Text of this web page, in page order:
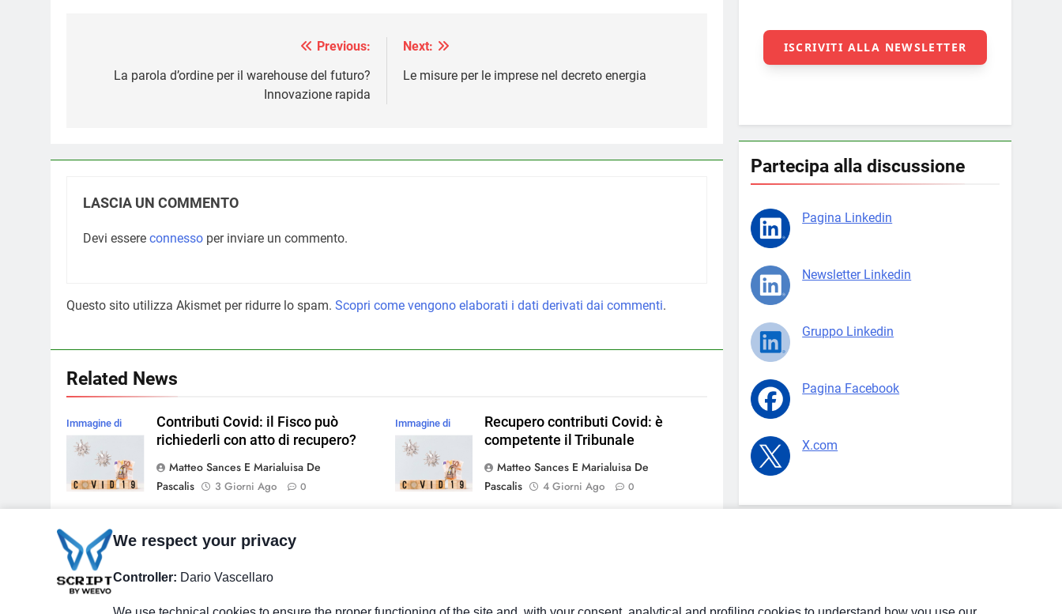
articoli
Previous:
La parola d’ordine per il warehouse del futuro?
Innovazione rapida
Next:
Le misure per le imprese nel decreto energia
LASCIA UN COMMENTO
Devi essere connesso per inviare un commento.
Questo sito utilizza Akismet per ridurre lo spam. Scopri come vengono elaborati i dati derivati dai commenti.
Related News
Immagine di
magnific
Contributi Covid: il Fisco può
richiederli con atto di recupero?
Matteo Sances E Marialuisa De
Pascalis
3 Giorni Ago 0
Immagine di
magnific
Recupero contributi Covid: è
competente il Tribunale
Matteo Sances E Marialuisa De
Pascalis
4 Giorni Ago 0
Immagine di
frimufilms su
Magnific
Il cliente non paga la ritenuta: cosa
Matteo Sances E Marialuisa De
Partecipa alla discussione
Pagina Linkedin
Newsletter Linkedin
Gruppo Linkedin
Pagina Facebook
X.com
We respect your privacy
Controller: Dario Vascellaro